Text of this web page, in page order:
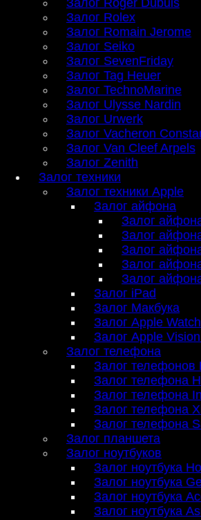
Залог Rolex
Залог Romain Jerome
Залог Seiko
Залог SevenFriday
Залог Tag Heuer
Залог TechnoMarine
Залог Ulysse Nardin
Залог Urwerk
Залог Vacheron
Залог Van Cleef Arpels
Залог Zenith
Залог техники
Залог техники Apple
Залог айфона
Залог
Залог
Залог
Залог
Залог
Залог iPad
Залог Макбука
Залог Apple Watch
Залог Apple
Залог телефона
Залог телефонов
Залог телефона
Залог телефона
Залог телефона
Залог телефона
Залог планшета
Залог ноутбуков
Залог ноутбука
Залог ноутбука
Залог ноутбука
Залог ноутбука